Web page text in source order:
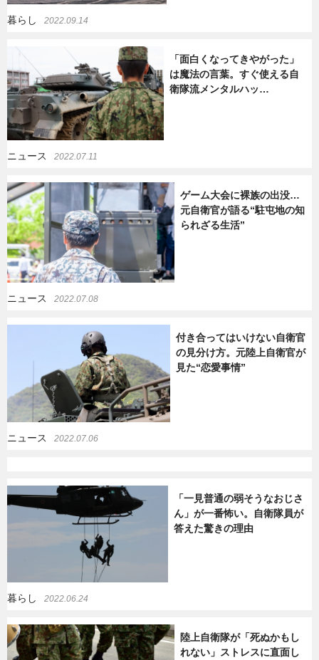
暮らし 2022.09.14
「面白くなってきやがった」
は魔法の言葉。すぐ使える自
衛隊流メンタルハッ…
ニュース 2022.07.11
ゲーム大会に裸族の出没…
元自衛官が語る“駐屯地の知
られざる生活”
ニュース 2022.07.08
付き合ってはいけない自衛官
の見分け方。元陸上自衛官が
見た“恋愛事情”
ニュース 2022.07.06
「一見普通の弱そうなおじさ
ん」が一番怖い。自衛隊員が
答えた驚きの理由
暮らし 2022.06.24
陸上自衛隊が「死ぬかもし
れない」ストレスに直面し